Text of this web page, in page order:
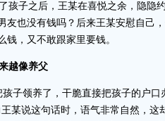
孩子之后，王某在喜悦之余，隐隐
友也没有钱吗？后来王某安慰自己
钱，又不敢跟家里要钱。
越像养父
子领养了，干脆直接把孩子的户口
某说这句话时，语气非常自然，